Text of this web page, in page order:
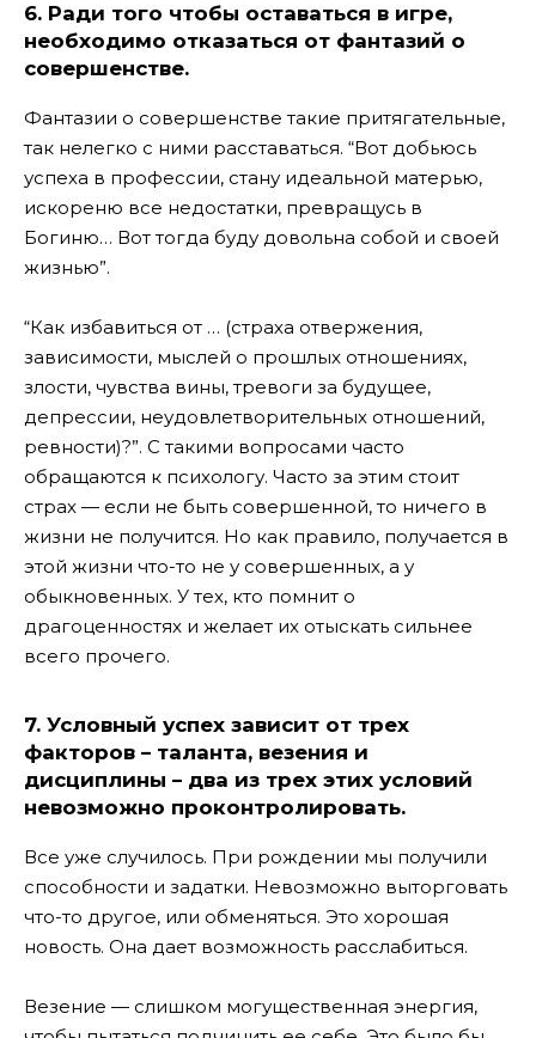
6. Ради того чтобы оставаться в игре,
необходимо отказаться от фантазий о
совершенстве.
Фантазии о совершенстве такие притягательные,
так нелегко с ними расставаться. “Вот добьюсь
успеха в профессии, стану идеальной матерью,
искореню все недостатки, превращусь в
Богиню… Вот тогда буду довольна собой и своей
жизнью”.
“Как избавиться от … (страха отвержения,
зависимости, мыслей о прошлых отношениях,
злости, чувства вины, тревоги за будущее,
депрессии, неудовлетворительных отношений,
ревности)?”. С такими вопросами часто
обращаются к психологу. Часто за этим стоит
страх — если не быть совершенной, то ничего в
жизни не получится. Но как правило, получается в
этой жизни что-то не у совершенных, а у
обыкновенных. У тех, кто помнит о
драгоценностях и желает их отыскать сильнее
всего прочего.
7. Условный успех зависит от трех
факторов – таланта, везения и
дисциплины – два из трех этих условий
невозможно проконтролировать.
Все уже случилось. При рождении мы получили
способности и задатки. Невозможно выторговать
что-то другое, или обменяться. Это хорошая
новость. Она дает возможность расслабиться.
Везение — слишком могущественная энергия,